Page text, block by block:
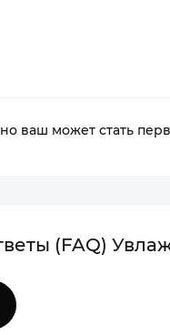
ваш может стать
(FAQ)